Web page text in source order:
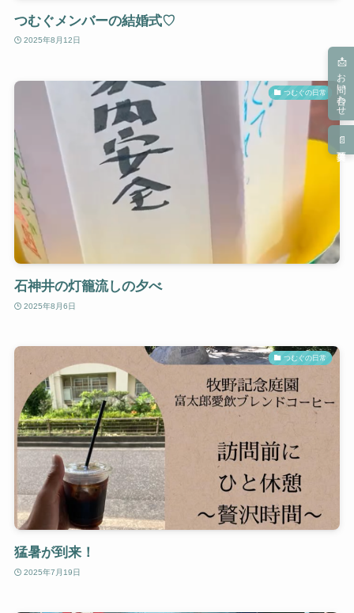
📩お問い合わせ
📄募集要項
つむぐメンバーの結婚式♡
2025年8月12日
つむぐの日常
石神井の灯籠流しの夕べ
2025年8月6日
つむぐの日常
猛暑が到来！
2025年7月19日